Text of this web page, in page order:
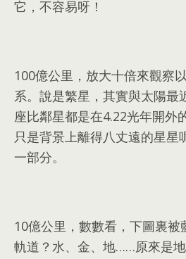
它 ， 不容易呀！
100億公里 ， 放大十倍來觀察
系。 說是繁星 ， 其實與太陽
座比鄰星都是在4.22光年開外
只是背景上離得八丈遠的星星
一部分。
10億公里 ， 數數看 ， 下圖裏被
軌道？水、 金、 地……原來是地